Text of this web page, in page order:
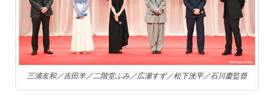
三浦友和／吉田羊／二階堂ふみ／広瀬すず／松下洸平／石川慶監督